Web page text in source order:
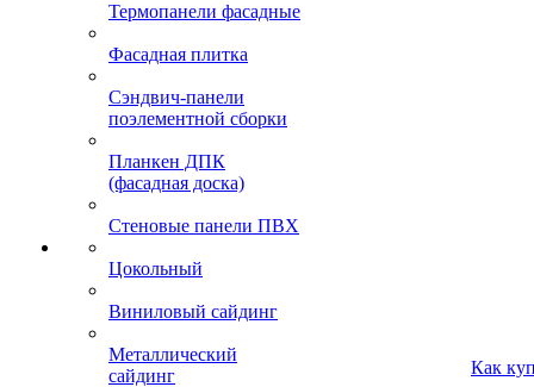
Термопанели фасадные
Фасадная плитка
Сэндвич-панели
поэлементной сборки
Планкен ДПК
(фасадная доска)
Стеновые панели ПВХ
Цокольный
Виниловый сайдинг
Металлический
сайдинг
Как